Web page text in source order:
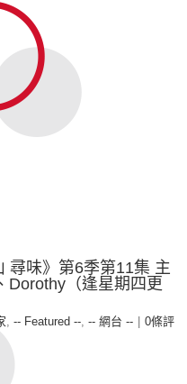
尋味》第6季第11集 主
Dorothy（逢星期四更
, -- Featured --, -- 網台 --
0條評